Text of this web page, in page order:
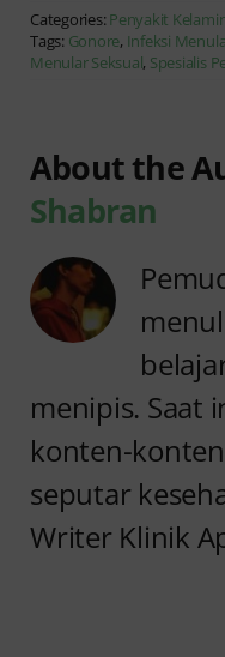
Categories: Penyakit
Tags: Gonore, Infeksi
Menular Seksual, Spesialis
About the
Shabran
menipis. Saat
konten-
seputar
Writer Klinik